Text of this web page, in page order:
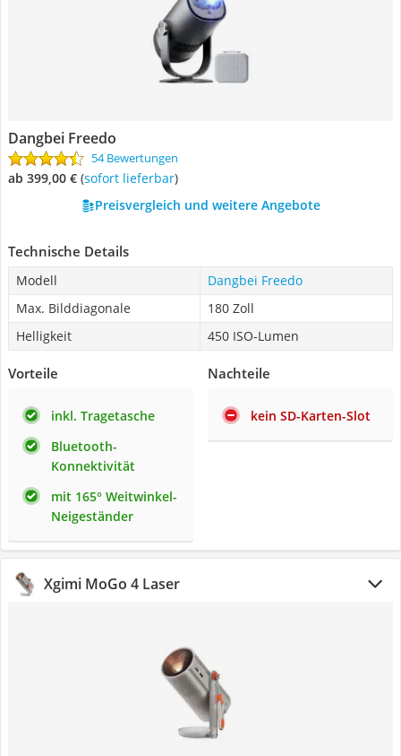
Dangbei Freedo
54 Bewertungen
ab 399,00 € ( Sofort lieferbar)
Preisvergleich und weitere Angebote
Technische Details
Modell
Dangbei Freedo
Max. Bilddiagonale
180 Zoll
Helligkeit
450 ISO-Lumen
Vorteile
inkl. Tragetasche
Bluetooth-
Konnektivität
mit 165° Weitwinkel-
Neigeständer
Nachteile
kein SD-Karten-Slot
Xgimi MoGo 4 Laser